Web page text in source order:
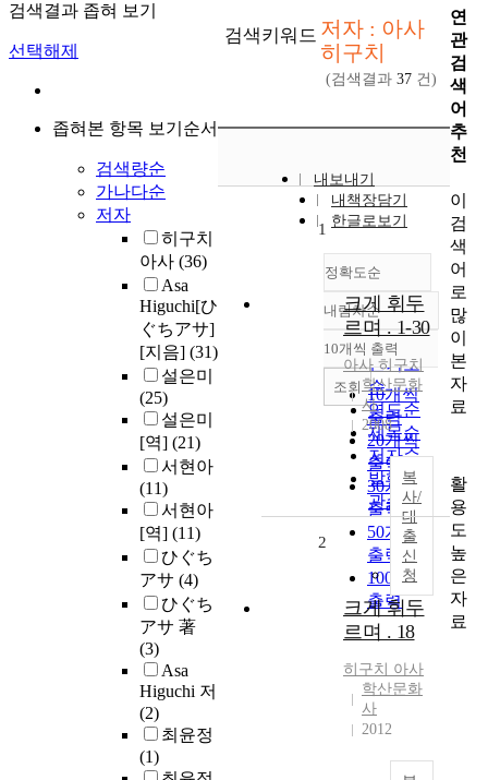
검색결과 좁혀 보기
선택해제
좁혀본 항목 보기순서
검색량순
가나다순
저자
히구치
아사 (36)
Asa
Higuchi[ひ
ぐちアサ]
[지음] (31)
설은미
(25)
설은미
[역] (21)
서현아
(11)
서현아
[역] (11)
ひぐち
アサ (4)
ひぐち
アサ 著
(3)
Asa
Higuchi 저
(2)
최윤정
(1)
검색키워드 저자 : 아사
히구치
(검색결과 37 건)
내보내기
내책장담기
한글로보기
정확도순
정확도
순
인기도
순
연도순
제목순
저자순
발행기
관순
내림차순
내림차순
10개씩 출력
10개씩
출력
20개씩
출력
30개씩
출력
50개씩
출력
100개씩
출력
조회
1
크게 휘두
르며 . 1-30
아사 히구치
학산문화
사
2008
복
사/
대
출
신
청
2
크게 휘두
르며 . 18
히구치
아사
학산문화
사
2012
연
관
검
색
어
추
천
이
검
색
어
로
많
이
본
자
료
활
용
도
높
은
자
료